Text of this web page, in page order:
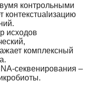
контрольными
контекстualизацию
исходов
комплексный
–